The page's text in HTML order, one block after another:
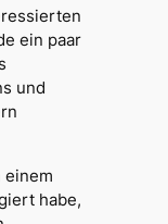
ein paar
und
einem
habe,